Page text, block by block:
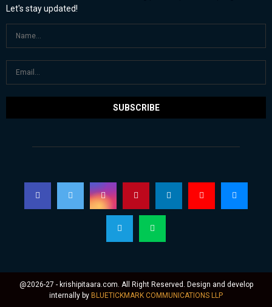
Let's stay updated!
@2026-27 - krishipitaara.com. All Right Reserved. Design and develop
internally by BLUETICKMARK COMMUNICATIONS LLP